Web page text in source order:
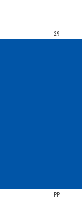
PP
29